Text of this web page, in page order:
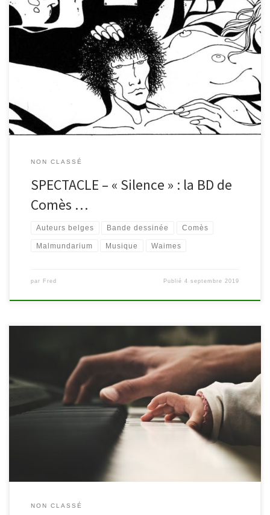
La bibliothèque vous invite le samedi 19 octobre au spectacle «
Silence », la bande dessinée de Didier Comès transposée à
l’écran et illustrée musicalement. Rendez-vous à 19h au
Malmundarium pour rendre hommage à l’auteur waimerais. A
noter, le spectacle est précédé d’une conférence donnée par
Albert Moxhet sur l’œuvre […]
NON CLASSÉ
SPECTACLE – « Silence » : la BD de
Comès …
Auteurs belges Bande dessinée Comès
Malmundarium Musique Waimes
par Fred Publié4 septembre 2019
Heure des Bébés à la bibliothèque de Waimes, le mercredi 5 juin,
à 10h30, Et si les Bébés avaient droit à leur concert? La
bibliothèque se met à l’heure classique et invite les petites et
grandes oreilles pour un petit concert suivi d’un atelier animé par
NON CLASSÉ